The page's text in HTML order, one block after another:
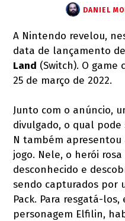
DANIEL
A Nintendo revelou,
data de lançamento de
Land (Switch). O game
25 de março de 2022.
Junto com o anúncio,
divulgado, o qual pode
N também
jogo. Nele, o herói
desconhecido e
sendo capturados por
Pack. Para resgatá-
personagem Elfilin,